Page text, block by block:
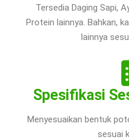
Tersedia Daging Sapi,
Protein lainnya. Bahkan,
lainnya
Spesifikasi
Menyesuaikan bentuk
sesuai